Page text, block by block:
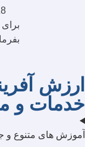
ارزش
خدمات و
آموزش های متنوع و